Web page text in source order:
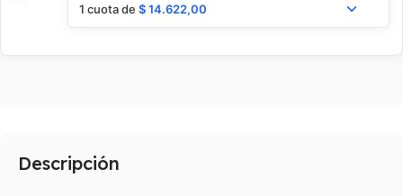
1 cuota de $14.622,00
Descripción